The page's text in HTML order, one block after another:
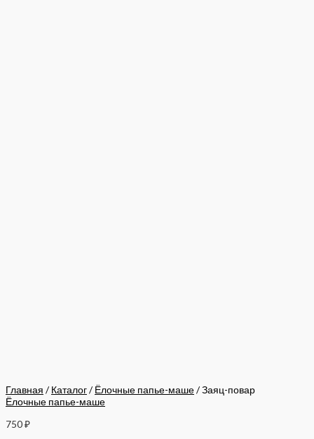
Главная / Каталог/ Ёлочные папье-маше/ Заяц-повар
Ёлочные папье-маше
750₽